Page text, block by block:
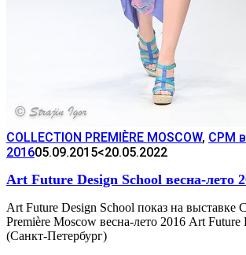
COLLECTION PREMIÈRE MOSCOW, CPM
201605.09.2015<20.05.2022
Art Future Design School весна-лето
Art Future Design School показ на выставке
Première Moscow весна-лето 2016 Art Future
(Санкт-Петербург)